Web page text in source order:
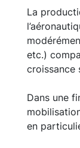
La
etc.)
croissance
Dans une
en